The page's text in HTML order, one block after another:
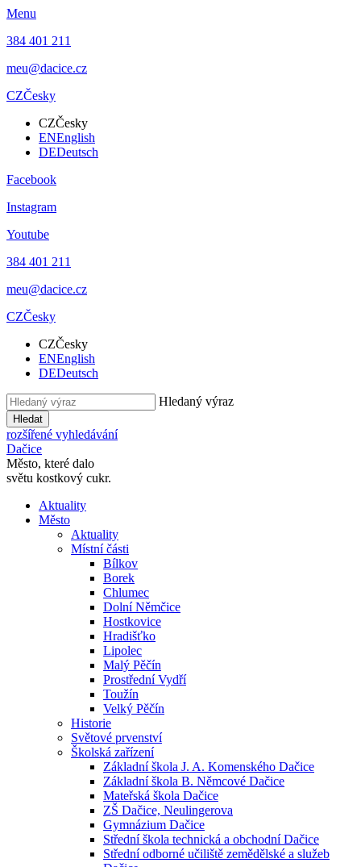
Menu
384 401 211
meu@dacice.cz
CZČesky
CZČesky
ENEnglish
DEDeutsch
Facebook
Instagram
Youtube
384 401 211
meu@dacice.cz
CZČesky
CZČesky
ENEnglish
DEDeutsch
Hledaný výraz
Hledat
rozšířené vyhledávání
Dačice
Město, které dalo
světu kostkový cukr.
Aktuality
Město
Aktuality
Místní části
Bílkov
Borek
Chlumec
Dolní Němčice
Hostkovice
Hradišťko
Lipolec
Malý Pěčín
Prostřední Vydří
Toužín
Velký Pěčín
Historie
Světové prvenství
Školská zařízení
Základní škola J. A. Komenského Dačice
Základní škola B. Němcové Dačice
Mateřská škola Dačice
ZŠ Dačice, Neulingerova
Gymnázium Dačice
Střední škola technická a obchodní Dačice
Střední odborné učiliště zemědělské a služeb